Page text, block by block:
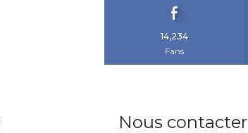
14,234
Fans
Nous contacter